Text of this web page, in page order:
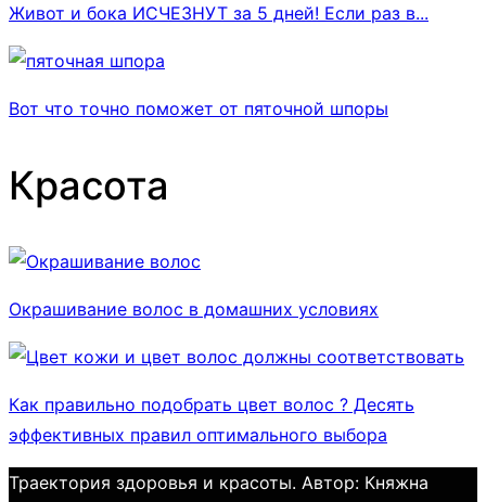
Живот и бока ИСЧЕЗНУТ за 5 дней! Если раз в...
Вот что точно поможет от пяточной шпоры
Красота
Окрашивание волос в домашних условиях
Как правильно подобрать цвет волос ? Десять
эффективных правил оптимального выбора
Траектория здоровья и красоты. Автор: Княжна